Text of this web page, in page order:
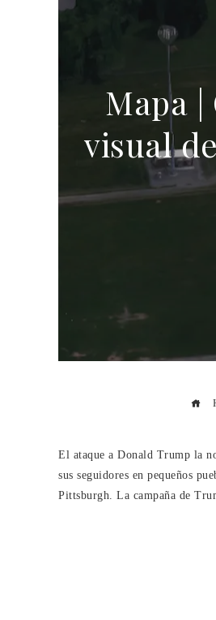
Mapa
visual
El ataque a Donald Trump la
sus seguidores en pequeños
Pittsburgh. La campaña de